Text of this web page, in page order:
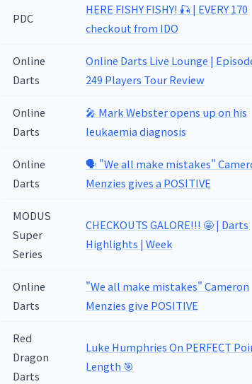
PDC
HERE FISHY FISHY! 🎣 | EVERY 170
checkout from IDO
Online
Darts
Online Darts Live Lounge |
249 Players Tour Review
Online
Darts
🎤 Mark Webster opens up on his
leukaemia diagnosis
Online
Darts
🗣️ "We all make mistakes"
Menzies gives a POSITIVE
MODUS
Super
Series
CHECKOUTS GALORE!!! 🤩 | Darts
Highlights | Week
Online
Darts
"We all make mistakes" Cameron
Menzies give POSITIVE
Red
Dragon
Darts
Luke Humphries On PERFECT
Length 🎯